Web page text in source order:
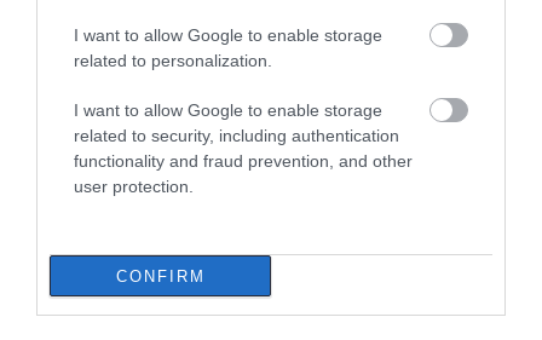
I want to allow Google to enable storage
related to personalization.
I want to allow Google to enable storage
related to security, including authentication
functionality and fraud prevention, and other
user protection.
CONFIRM
06.08.2026 | 12:45
έως το 2028 για την Ενέργεια
06.08.2026 | 12:30
06.08.2026 | 12:15
Θρήνος στο Χόλιγουντ:
Νεκρός ο Βίνσεντ
Παστόρε της σειράς
Θρίλερ στη Σικελία:
Σακούλες με 665.000